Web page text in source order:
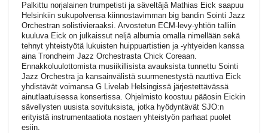
Palkittu norjalainen trumpetisti ja säveltäjä Mathias Eick saapuu
Helsinkiin sukupolvensa kiinnostavimman big bandin Sointi Jazz
Orchestran solistivieraaksi. Arvostetun ECM-levy-yhtiön talliin
kuuluva Eick on julkaissut neljä albumia omalla nimellään sekä
tehnyt yhteistyötä lukuisten huippuartistien ja -yhtyeiden kanssa
aina Trondheim Jazz Orchestrasta Chick Coreaan.
Ennakkoluulottomista musiikillisista avauksista tunnettu Sointi
Jazz Orchestra ja kansainvälistä suurmenestystä nauttiva Eick
yhdistävät voimansa G Livelab Helsingissä järjestettävässä
ainutlaatuisessa konsertissa. Ohjelmisto koostuu pääosin Eickin
sävellysten uusista sovituksista, jotka hyödyntävät SJO:n
erityistä instrumentaatiota nostaen yhteistyön parhaat puolet
esiin.